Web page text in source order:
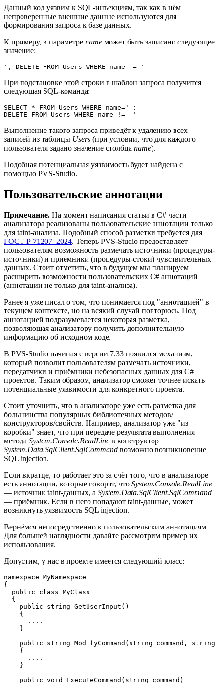
Данный код уязвим к SQL-инъекциям, так как в нём
непроверенные внешние данные используются для
формирования запроса к базе данных.
К примеру, в параметре name может быть записано следующее
значение:
'; DELETE FROM Users WHERE name != '
При подстановке этой строки в шаблон запроса получится
следующая SQL-команда:
SELECT * FROM Users WHERE name='';
DELETE FROM Users WHERE name != ''
Выполнение такого запроса приведёт к удалению всех
записей из таблицы Users (при условии, что для каждого
пользователя задано значение столбца name).
Подобная потенциальная уязвимость будет найдена с
помощью PVS-Studio.
Пользовательские аннотации
Примечание. На момент написания статьи в C# части
анализатора реализованы пользовательские аннотации только
для taint-анализа. Подобный способ разметки требуется для
ГОСТ Р 71207–2024. Теперь PVS-Studio предоставляет
пользователям возможность размечать источники (процедуры-
источники) и приёмники (процедуры-стоки) чувствительных
данных. Стоит отметить, что в будущем мы планируем
расширить возможности пользовательских C# аннотаций
(аннотации не только для taint-анализа).
Ранее я уже писал о том, что понимается под "аннотацией" в
текущем контексте, но на всякий случай повторюсь. Под
аннотацией подразумевается некоторая разметка,
позволяющая анализатору получить дополнительную
информацию об исходном коде.
В PVS-Studio начиная с версии 7.33 появился механизм,
который позволит пользователям размечать источники,
передатчики и приёмники небезопасных данных для C#
проектов. Таким образом, анализатор сможет точнее искать
потенциальные уязвимости для конкретного проекта.
Стоит уточнить, что в анализаторе уже есть разметка для
большинства популярных библиотечных методов/
конструкторов/свойств. Например, анализатор уже "из
коробки" знает, что при передаче результата выполнения
метода System.Console.ReadLine в конструктор
System.Data.SqlClient.SqlCommand возможно возникновение
SQL injection.
Если вкратце, то работает это за счёт того, что в анализаторе
есть аннотации, которые говорят, что System.Console.ReadLine
— источник taint-данных, а System.Data.SqlClient.SqlCommand
— приёмник. Если в него попадают taint-данные, может
возникнуть уязвимость SQL injection.
Вернёмся непосредственно к пользовательским аннотациям.
Для большей наглядности давайте рассмотрим пример их
использования.
Допустим, у нас в проекте имеется следующий класс:
namespace MyNamespace
{
  public class MyClass
  {
    public string GetUserInput()
    {
      ....
    }
public string ModifyCommand(string command, string
    {
      ....
    }
    public void ExecuteCommand(string command)